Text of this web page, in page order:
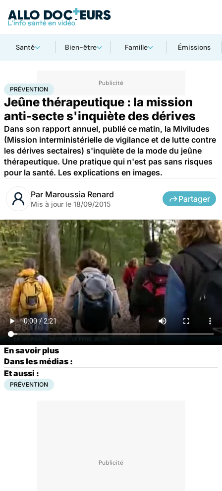
Santé Bien-être Famille Émissions
AccueilSantéMaladies Prévention
PRÉVENTION
Jeûne thérapeutique : la mission
anti-secte s'inquiète des dérives
Dans son rapport annuel, publié ce matin, la Miviludes
(Mission interministérielle de vigilance et de lutte contre
les dérives sectaires) s'inquiète de la mode du jeûne
thérapeutique. Une pratique qui n'est pas sans risques
pour la santé. Les explications en images.
Par Maroussia Renard
Mis à jour le 18/09/2015
Partager
En savoir plus
Dans les médias :
Et aussi :
PRÉVENTION